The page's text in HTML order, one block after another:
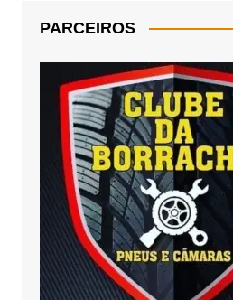
PARCEIROS